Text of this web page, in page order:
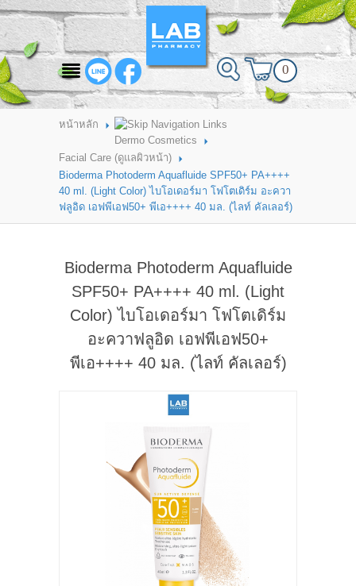
สินค้าที่สนใจ
HOME
ABOUT LAB PHARMACY
PRODUCT
BRANDS
HOW TO ORDER
แจ้งชำระเงิน
CONTACT US
BRANCH
0
หน้าหลัก
Dermo Cosmetics
Facial Care (ดูแลผิวหน้า)
Bioderma Photoderm Aquafluide SPF50+ PA++++
40 ml. (Light Color) ไบโอเดอร์มา โฟโตเดิร์ม อะควา
ฟลูอิด เอฟพีเอฟ50+ พีเอ++++ 40 มล. (ไลท์ คัลเลอร์)
Bioderma Photoderm Aquafluide
SPF50+ PA++++ 40 ml. (Light
Color) ไบโอเดอร์มา โฟโตเดิร์ม
อะควาฟลูอิด เอฟพีเอฟ50+
พีเอ++++ 40 มล. (ไลท์ คัลเลอร์)